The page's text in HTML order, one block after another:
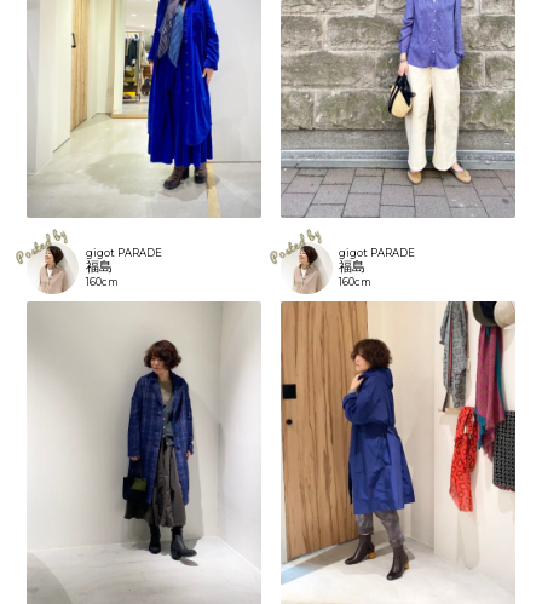
gigot PARADE
福島
160cm
gigot PARADE
福島
160cm